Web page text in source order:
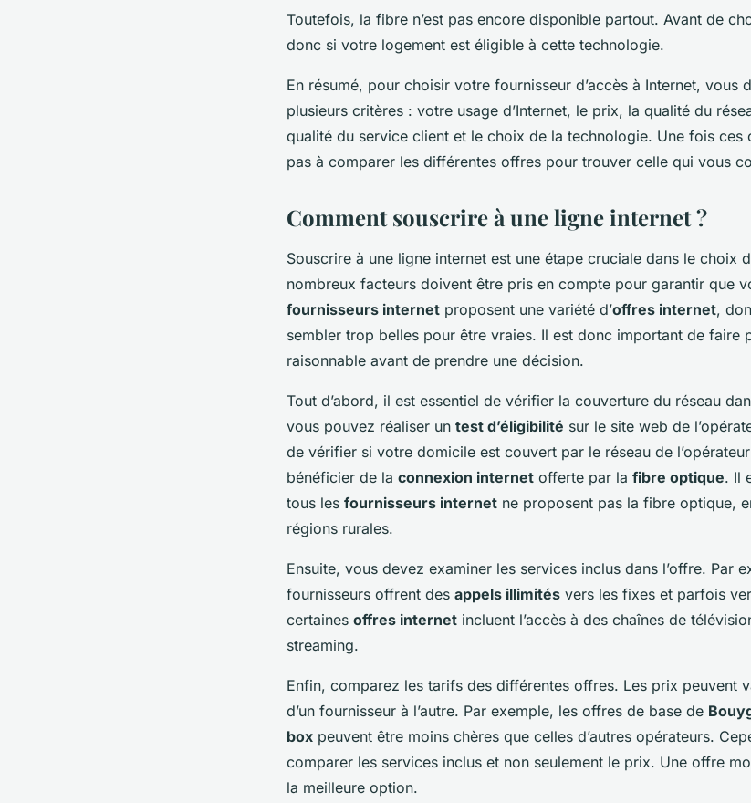
Toutefois, la fibre n’est pas encore disponible partout. Avant de
donc si votre logement est éligible à cette technologie.
En résumé, pour choisir votre fournisseur d’accès à Internet, vous
plusieurs critères : votre usage d’Internet, le prix, la qualité du
qualité du service client et le choix de la technologie. Une fois ces
pas à comparer les différentes offres pour trouver celle qui vous
Comment souscrire à une ligne internet ?
Souscrire à une ligne internet est une étape cruciale dans le choix
nombreux facteurs doivent être pris en compte pour garantir que
fournisseurs internet proposent une variété d’offres internet,
sembler trop belles pour être vraies. Il est donc important de faire
raisonnable avant de prendre une décision.
Tout d’abord, il est essentiel de vérifier la couverture du réseau
vous pouvez réaliser un test d’éligibilité sur le site web de
de vérifier si votre domicile est couvert par le réseau de
bénéficier de la connexion internet offerte par la fibre optique. Il
tous les fournisseurs internet ne proposent pas la fibre optique,
régions rurales.
Ensuite, vous devez examiner les services inclus dans l’offre. Par
fournisseurs offrent des appels illimités vers les fixes et parfois
certaines offres internet incluent l’accès à des chaînes de
streaming.
Enfin, comparez les tarifs des différentes offres. Les prix peuvent
d’un fournisseur à l’autre. Par exemple, les offres de base de
box peuvent être moins chères que celles d’autres opérateurs.
comparer les services inclus et non seulement le prix. Une offre
la meilleure option.